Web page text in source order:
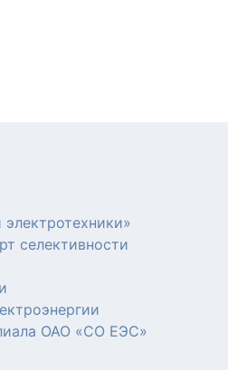
селективности
ОАО «СО ЕЭС»